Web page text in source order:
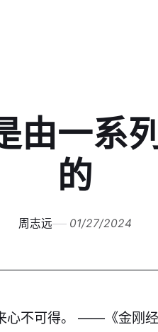
由一系
的
周志远 01/27/2024
心不可得。 ——《金刚